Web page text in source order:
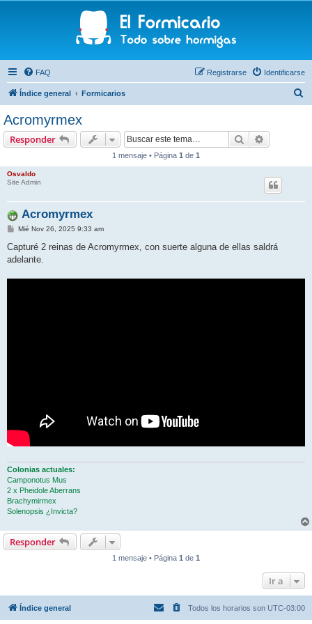
FAQ Identificarse
Registrarse
Índice general Formicarios
Acromyrmex
Responder Buscar
1 mensaje • Página 1 de 1
Osvaldo
Site Admin
Acromyrmex
M
n
s
a
e
Mié Nov 26, 2025 9:33 am
Capturé 2 reinas de Acromyrmex, con suerte alguna de ellas saldrá
adelante.
Colonias actuales:
Camponotus Mus
2 x Pheidole Aberrans
Brachymirmex
Solenopsis ¿Invicta?
Responder
1 mensaje • Página 1 de 1
Ir a
Índice general Todos los horarios son UTC-03:00